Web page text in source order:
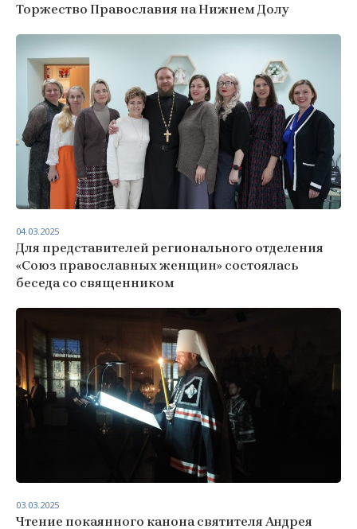
Торжество Православия на Нижнем Долу
Для представителей регионального отделения
«Союз православных женщин» состоялась
беседа со священником
04.03.2025
Чтение покаянного канона святителя Андрея
03.03.2025